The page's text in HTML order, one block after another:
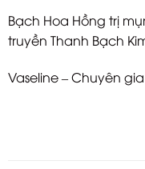
Bạch Hoa Hồng trị
truyền Thanh Bạch
Vaseline – Chuyên